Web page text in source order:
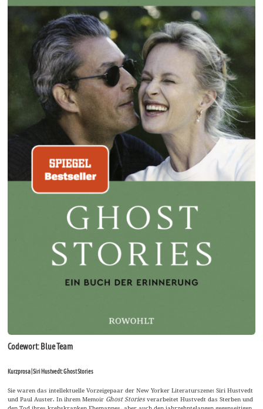
Codewort: Blue Team
Kurzprosa | Siri Hustvedt: Ghost Stories
Sie waren das intellektuelle Vorzeigepaar der New Yorker Literaturszene: Siri Hustvedt
und Paul Auster. In ihrem Memoir Ghost Stories verarbeitet Hustvedt das Sterben und